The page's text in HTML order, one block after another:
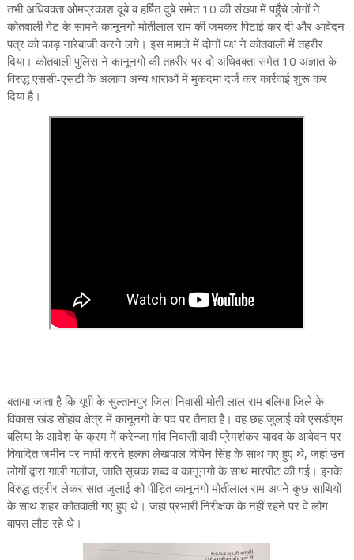
तभी अधिवक्ता ओमप्रकाश दूबे व हर्षित दुबे समेत 10 की संख्या में पहुँचे लोगों ने
कोतवाली गेट के सामने कानूनगो मोतीलाल राम की जमकर पिटाई कर दी और आवेदन
पत्र को फाड़ नारेबाजी करने लगे। इस मामले में दोनों पक्ष ने कोतवाली में तहरीर
दिया। कोतवाली पुलिस ने कानूनगो की तहरीर पर दो अधिवक्ता समेत 10 अज्ञात के
विरुद्ध एससी-एसटी के अलावा अन्य धाराओं में मुकदमा दर्ज कर कार्रवाई शुरू कर
दिया है।
बताया जाता है कि यूपी के सुल्तानपुर जिला निवासी मोती लाल राम बलिया जिले के
विकास खंड सोहांव क्षेत्र में कानूनगो के पद पर तैनात हैं। वह छह जुलाई को एसडीएम
बलिया के आदेश के क्रम में करेन्जा गांव निवासी वादी प्रेमशंकर यादव के आवेदन पर
विवादित जमीन पर नापी करने हल्का लेखपाल विपिन सिंह के साथ गए हुए थे, जहां उन
लोगों द्वारा गाली गलौज, जाति सूचक शब्द व कानूनगो के साथ मारपीट की गई। इनके
विरुद्ध तहरीर लेकर सात जुलाई को पीड़ित कानूनगो मोतीलाल राम अपने कुछ साथियों
के साथ शहर कोतवाली गए हुए थे। जहां प्रभारी निरीक्षक के नहीं रहने पर वे लोग
वापस लौट रहे थे।